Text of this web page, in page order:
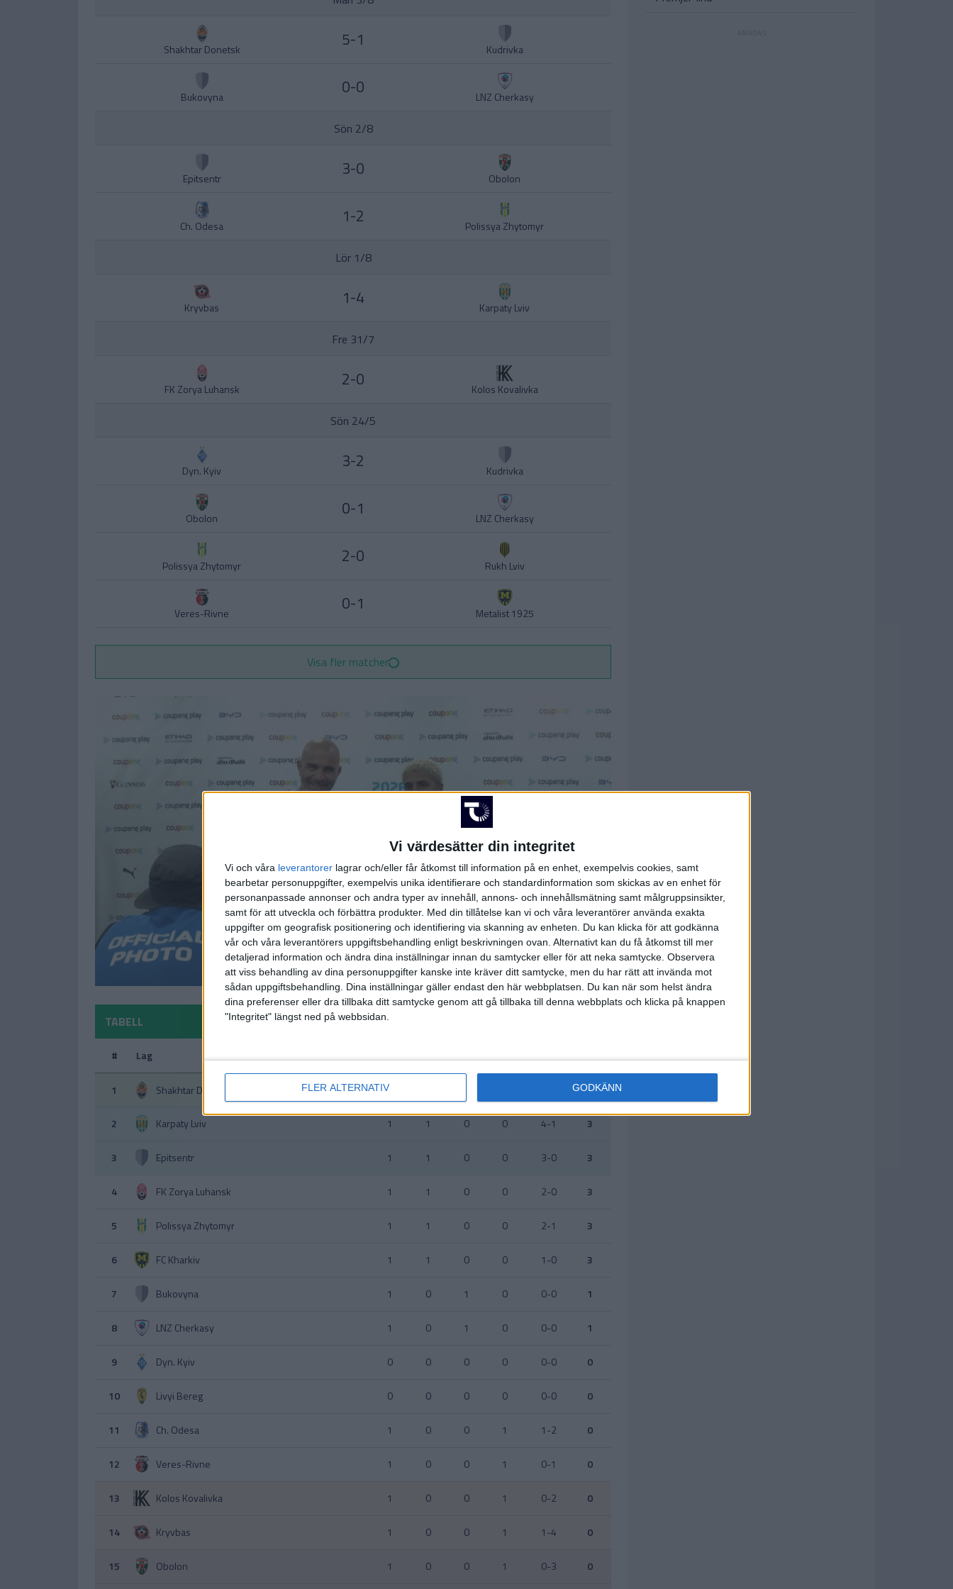
Vi värdesätter din integritet
Vi och våra leverantorer lagrar och/eller får åtkomst till information på en enhet, exempelvis cookies, samt
bearbetar personuppgifter, exempelvis unika identifierare och standardinformation som skickas av en enhet för
personanpassade annonser och andra typer av innehåll, annons- och innehållsmätning samt målgruppsinsikter,
samt för att utveckla och förbättra produkter. Med din tillåtelse kan vi och våra leverantörer använda exakta
uppgifter om geografisk positionering och identifiering via skanning av enheten. Du kan klicka för att godkänna
vår och våra leverantörers uppgiftsbehandling enligt beskrivningen ovan. Alternativt kan du få åtkomst till mer
detaljerad information och ändra dina inställningar innan du samtycker eller för att neka samtycke. Observera
att viss behandling av dina personuppgifter kanske inte kräver ditt samtycke, men du har rätt att invända mot
sådan uppgiftsbehandling. Dina inställningar gäller endast den här webbplatsen. Du kan när som helst ändra
dina preferenser eller dra tillbaka ditt samtycke genom att gå tillbaka till denna webbplats och klicka på knappen
"Integritet" längst ned på webbsidan.
FLER ALTERNATIV GODKÄNN
Shakhtar Donetsk 5-1 Kudrivka
Bukovyna 0-0 LNZ Cherkasy
Sön 2/8
Epitsentr 3-0 Obolon
Ch. Odesa 1-2 Polissya Zhytomyr
Lör 1/8
Kryvbas 1-4 Karpaty Lviv
Fre 31/7
FK Zorya Luhansk 2-0 Kolos Kovalivka
Sön 24/5
Dyn. Kyiv 3-2 Kudrivka
Obolon 0-1 LNZ Cherkasy
Polissya Zhytomyr 2-0 Rukh Lviv
Veres-Rivne 0-1 Metalist 1925
Visa fler matcher
TABELL
# Lag
1 Shakhtar Donetsk 1 3
2 Karpaty Lviv 1 1 0 0 4-1 3
3 Epitsentr 1 1 0 0 3-0 3
4 FK Zorya Luhansk 1 1 0 0 2-0 3
5 Polissya Zhytomyr 1 1 0 0 2-1 3
6 FC Kharkiv 1 1 0 0 1-0 3
7 Bukovyna 1 0 1 0 0-0 1
8 LNZ Cherkasy 1 0 1 0 0-0 1
9 Dyn. Kyiv 0 0 0 0 0-0 0
10 Livyi Bereg 0 0 0 0 0-0 0
11 Ch. Odesa 1 0 0 1 1-2 0
12 Veres-Rivne 1 0 0 1 0-1 0
13 Kolos Kovalivka 1 0 0 1 0-2 0
14 Kryvbas 1 0 0 1 1-4 0
15 Obolon 1 0 0 1 0-3 0